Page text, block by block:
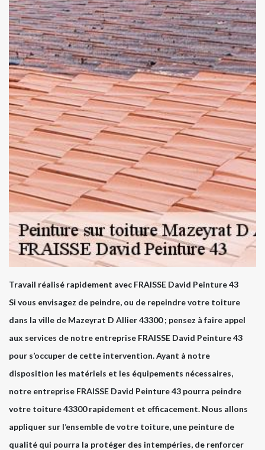
Travail réalisé rapidement avec FRAISSE David Peinture 43
Si vous envisagez de peindre, ou de repeindre votre toiture
dans la ville de Mazeyrat D Allier 43300 ; pensez à faire appel
aux services de notre entreprise FRAISSE David Peinture 43
pour s’occuper de cette intervention. Ayant à notre
disposition les matériels et les équipements nécessaires,
notre entreprise FRAISSE David Peinture 43 pourra peindre
votre toiture 43300 rapidement et efficacement. Nous allons
appliquer sur l’ensemble de votre toiture, une peinture de
qualité qui pourra la protéger des intempéries, de renforcer